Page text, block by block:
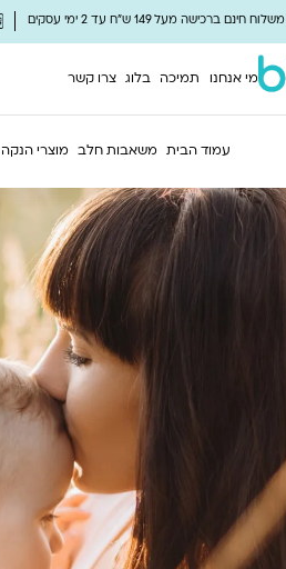
משלוח חינם ברכישה מעל 149 ש"ח עד 2 ימי עסקים
מי אנחנו תמיכה בלוג צרו קשר
עמוד הבית משאבות חלב מוצרי הנקה